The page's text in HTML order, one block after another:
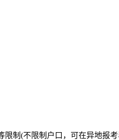
制(不限制户口，可在异地报